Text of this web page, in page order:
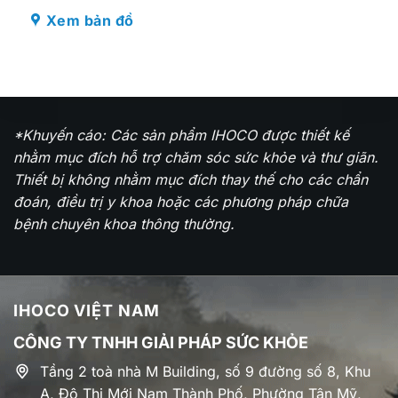
Công nghệ Ankle Flapping độc
quyền – Chuyển động 42° tạo nên
Flapping độc quyền mô phỏng động tác vỗ kéo
Xem bản đồ
*Khuyến cáo: Các sản phẩm IHOCO được thiết kế
nhằm mục đích hỗ trợ chăm sóc sức khỏe và thư giãn.
Thiết bị không nhằm mục đích thay thế cho các chẩn
đoán, điều trị y khoa hoặc các phương pháp chữa
bệnh chuyên khoa thông thường.
IHOCO VIỆT NAM
CÔNG TY TNHH GIẢI PHÁP SỨC KHỎE
Tầng 2 toà nhà M Building, số 9 đường số 8, Khu
A, Đô Thị Mới Nam Thành Phố, Phường Tân Mỹ,